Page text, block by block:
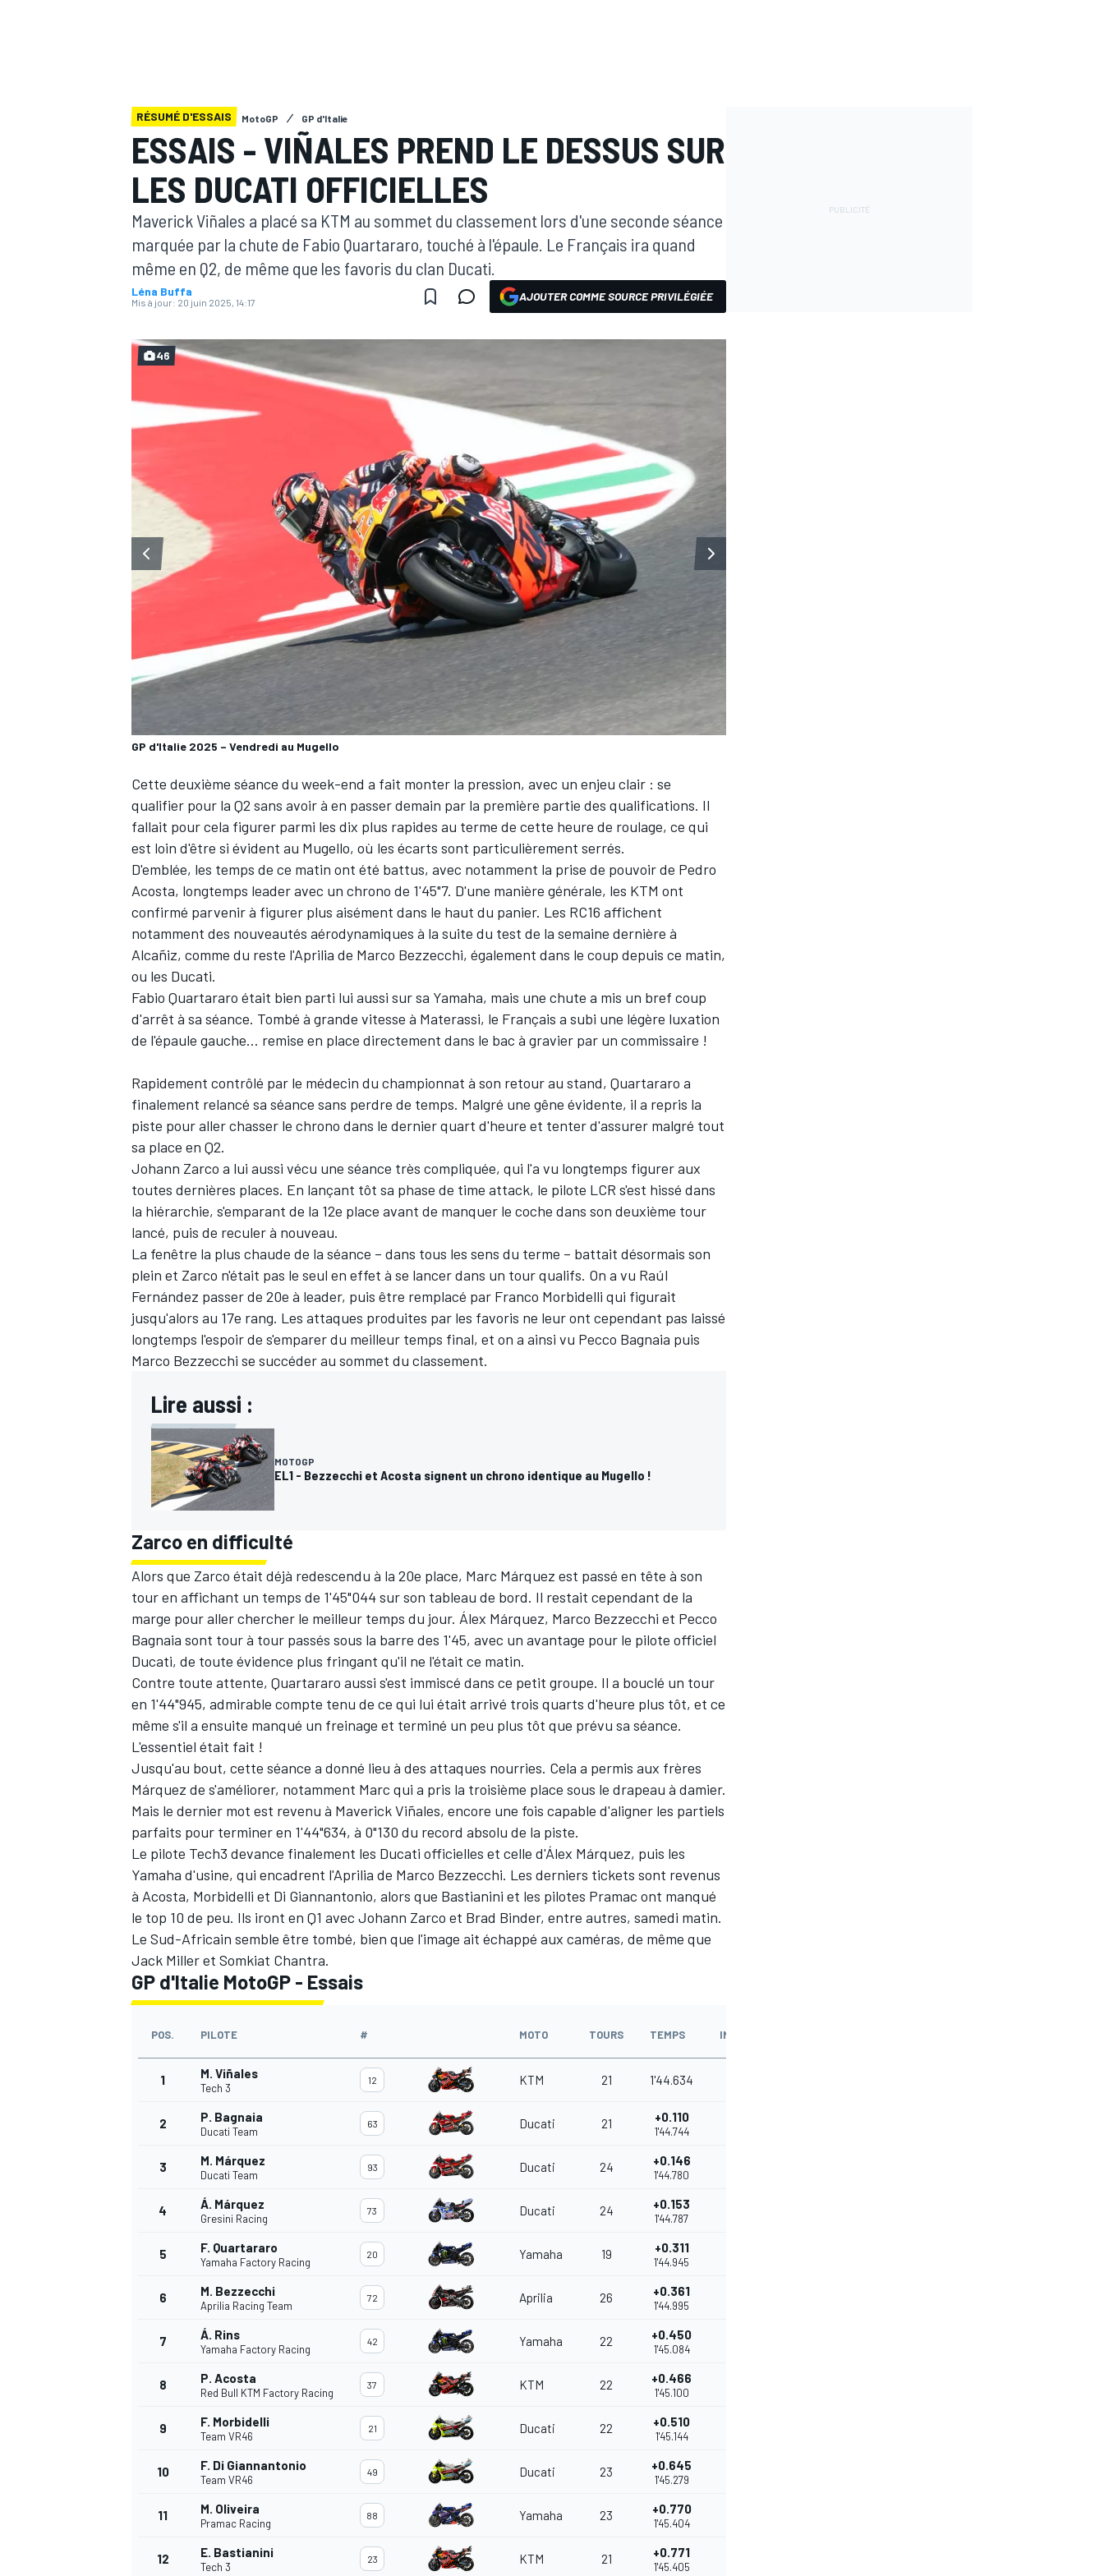
MOTOGP
WEC
AUTRES CHAMPIONNATS
RÉSUMÉ D'ESSAIS MotoGP GP d'Italie
ESSAIS - VIÑALES PREND LE DESSUS SUR
LES DUCATI OFFICIELLES
Maverick Viñales a placé sa KTM au sommet du classement lors d'une seconde séance
marquée par la chute de Fabio Quartararo, touché à l'épaule. Le Français ira quand
même en Q2, de même que les favoris du clan Ducati.
Léna Buffa
Mis à jour: 20 juin 2025, 14:17 AJOUTER COMME SOURCE PRIVILÉGIÉE
GP d'Italie 2025 – Vendredi au Mugello
46
Cette deuxième séance du week-end a fait monter la pression, avec un enjeu clair : se
qualifier pour la Q2 sans avoir à en passer demain par la première partie des qualifications. Il
fallait pour cela figurer parmi les dix plus rapides au terme de cette heure de roulage, ce qui
est loin d'être si évident au Mugello, où les écarts sont particulièrement serrés.
D'emblée, les temps de ce matin ont été battus, avec notamment la prise de pouvoir de Pedro
Acosta, longtemps leader avec un chrono de 1'45"7. D'une manière générale, les KTM ont
confirmé parvenir à figurer plus aisément dans le haut du panier. Les RC16 affichent
notamment des nouveautés aérodynamiques à la suite du test de la semaine dernière à
Alcañiz, comme du reste l'Aprilia de Marco Bezzecchi, également dans le coup depuis ce matin,
ou les Ducati.
Fabio Quartararo était bien parti lui aussi sur sa Yamaha, mais une chute a mis un bref coup
d'arrêt à sa séance. Tombé à grande vitesse à Materassi, le Français a subi une légère luxation
de l'épaule gauche… remise en place directement dans le bac à gravier par un commissaire !
Rapidement contrôlé par le médecin du championnat à son retour au stand, Quartararo a
finalement relancé sa séance sans perdre de temps. Malgré une gêne évidente, il a repris la
piste pour aller chasser le chrono dans le dernier quart d'heure et tenter d'assurer malgré tout
sa place en Q2.
Johann Zarco a lui aussi vécu une séance très compliquée, qui l'a vu longtemps figurer aux
toutes dernières places. En lançant tôt sa phase de time attack, le pilote LCR s'est hissé dans
la hiérarchie, s'emparant de la 12e place avant de manquer le coche dans son deuxième tour
lancé, puis de reculer à nouveau.
La fenêtre la plus chaude de la séance – dans tous les sens du terme – battait désormais son
plein et Zarco n'était pas le seul en effet à se lancer dans un tour qualifs. On a vu Raúl
Fernández passer de 20e à leader, puis être remplacé par Franco Morbidelli qui figurait
jusqu'alors au 17e rang. Les attaques produites par les favoris ne leur ont cependant pas laissé
longtemps l'espoir de s'emparer du meilleur temps final, et on a ainsi vu Pecco Bagnaia puis
Marco Bezzecchi se succéder au sommet du classement.
Lire aussi :
MOTOGP
EL1 - Bezzecchi et Acosta signent un chrono identique au Mugello !
Zarco en difficulté
Alors que Zarco était déjà redescendu à la 20e place, Marc Márquez est passé en tête à son
tour en affichant un temps de 1'45"044 sur son tableau de bord. Il restait cependant de la
marge pour aller chercher le meilleur temps du jour. Álex Márquez, Marco Bezzecchi et Pecco
Bagnaia sont tour à tour passés sous la barre des 1'45, avec un avantage pour le pilote officiel
Ducati, de toute évidence plus fringant qu'il ne l'était ce matin.
Contre toute attente, Quartararo aussi s'est immiscé dans ce petit groupe. Il a bouclé un tour
en 1'44"945, admirable compte tenu de ce qui lui était arrivé trois quarts d'heure plus tôt, et ce
même s'il a ensuite manqué un freinage et terminé un peu plus tôt que prévu sa séance.
L'essentiel était fait !
Jusqu'au bout, cette séance a donné lieu à des attaques nourries. Cela a permis aux frères
Márquez de s'améliorer, notamment Marc qui a pris la troisième place sous le drapeau à damier.
Mais le dernier mot est revenu à Maverick Viñales, encore une fois capable d'aligner les partiels
parfaits pour terminer en 1'44"634, à 0"130 du record absolu de la piste.
Le pilote Tech3 devance finalement les Ducati officielles et celle d'Álex Márquez, puis les
Yamaha d'usine, qui encadrent l'Aprilia de Marco Bezzecchi. Les derniers tickets sont revenus
à Acosta, Morbidelli et Di Giannantonio, alors que Bastianini et les pilotes Pramac ont manqué
le top 10 de peu. Ils iront en Q1 avec Johann Zarco et Brad Binder, entre autres, samedi matin.
Le Sud-Africain semble être tombé, bien que l'image ait échappé aux caméras, de même que
Jack Miller et Somkiat Chantra.
GP d'Italie MotoGP - Essais
POS. PILOTE # MOTO TOURS TEMPS INTERVALLE
1 M. Viñales
Tech 3
12 KTM 21 1'44.634
2 P. Bagnaia
Ducati Team
63 Ducati 21 +0.110
1'44.744
3 M. Márquez
Ducati Team
93 Ducati 24 +0.146
1'44.780
4 Á. Márquez
Gresini Racing
73 Ducati 24 +0.153
1'44.787
5 F. Quartararo
Yamaha Factory Racing
20 Yamaha 19 +0.311
1'44.945
6 M. Bezzecchi
Aprilia Racing Team
72 Aprilia 26 +0.361
1'44.995
7 Á. Rins
Yamaha Factory Racing
42 Yamaha 22 +0.450
1'45.084
8 P. Acosta
Red Bull KTM Factory Racing
37 KTM 22 +0.466
1'45.100
9 F. Morbidelli
Team VR46
21 Ducati 22 +0.510
1'45.144
10 F. Di Giannantonio
Team VR46
49 Ducati 23 +0.645
1'45.279
11 M. Oliveira
Pramac Racing
88 Yamaha 23 +0.770
1'45.404
12 E. Bastianini
Tech 3
23 KTM 21 +0.771
1'45.405